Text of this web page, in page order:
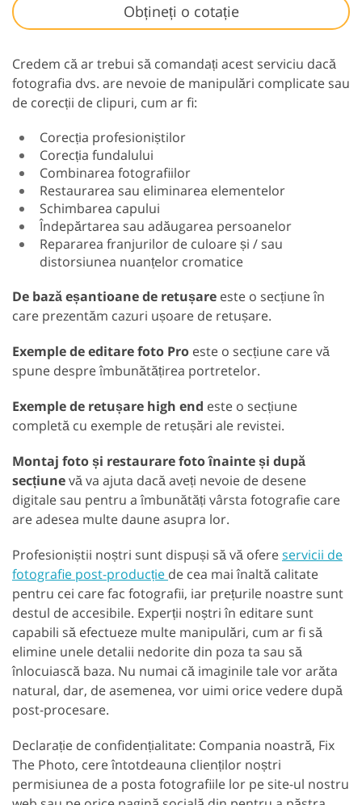
Obțineți o cotație
Credem că ar trebui să comandați acest serviciu dacă
fotografia dvs. are nevoie de manipulări complicate sau
de corecții de clipuri, cum ar fi:
Corecția profesioniștilor
Corecția fundalului
Combinarea fotografiilor
Restaurarea sau eliminarea elementelor
Schimbarea capului
Îndepărtarea sau adăugarea persoanelor
Repararea franjurilor de culoare și / sau
distorsiunea nuanțelor cromatice
De bază eșantioane de retușare este o secțiune în
care prezentăm cazuri ușoare de retușare.
Exemple de editare foto Pro este o secțiune care vă
spune despre îmbunătățirea portretelor.
Exemple de retușare high end este o secțiune
completă cu exemple de retușări ale revistei.
Montaj foto și restaurare fotoînainte și după
secțiunevă va ajuta dacă aveți nevoie de desene
digitale sau pentru a îmbunătăți vârsta fotografie care
are adesea multe daune asupra lor.
Profesioniștii noștri sunt dispuși să vă ofereservicii de
fotografie post-producție de cea mai înaltă calitate
pentru cei care fac fotografii, iar prețurile noastre sunt
destul de accesibile. Experții noștri în editare sunt
capabili să efectueze multe manipulări, cum ar fi să
elimine unele detalii nedorite din poza ta sau să
înlocuiască baza. Nu numai că imaginile tale vor arăta
natural, dar, de asemenea, vor uimi orice vedere după
post-procesare.
Declarație de confidențialitate: Compania noastră, Fix
The Photo, cere întotdeauna clienților noștri
permisiunea de a posta fotografiile lor pe site-ul nostru